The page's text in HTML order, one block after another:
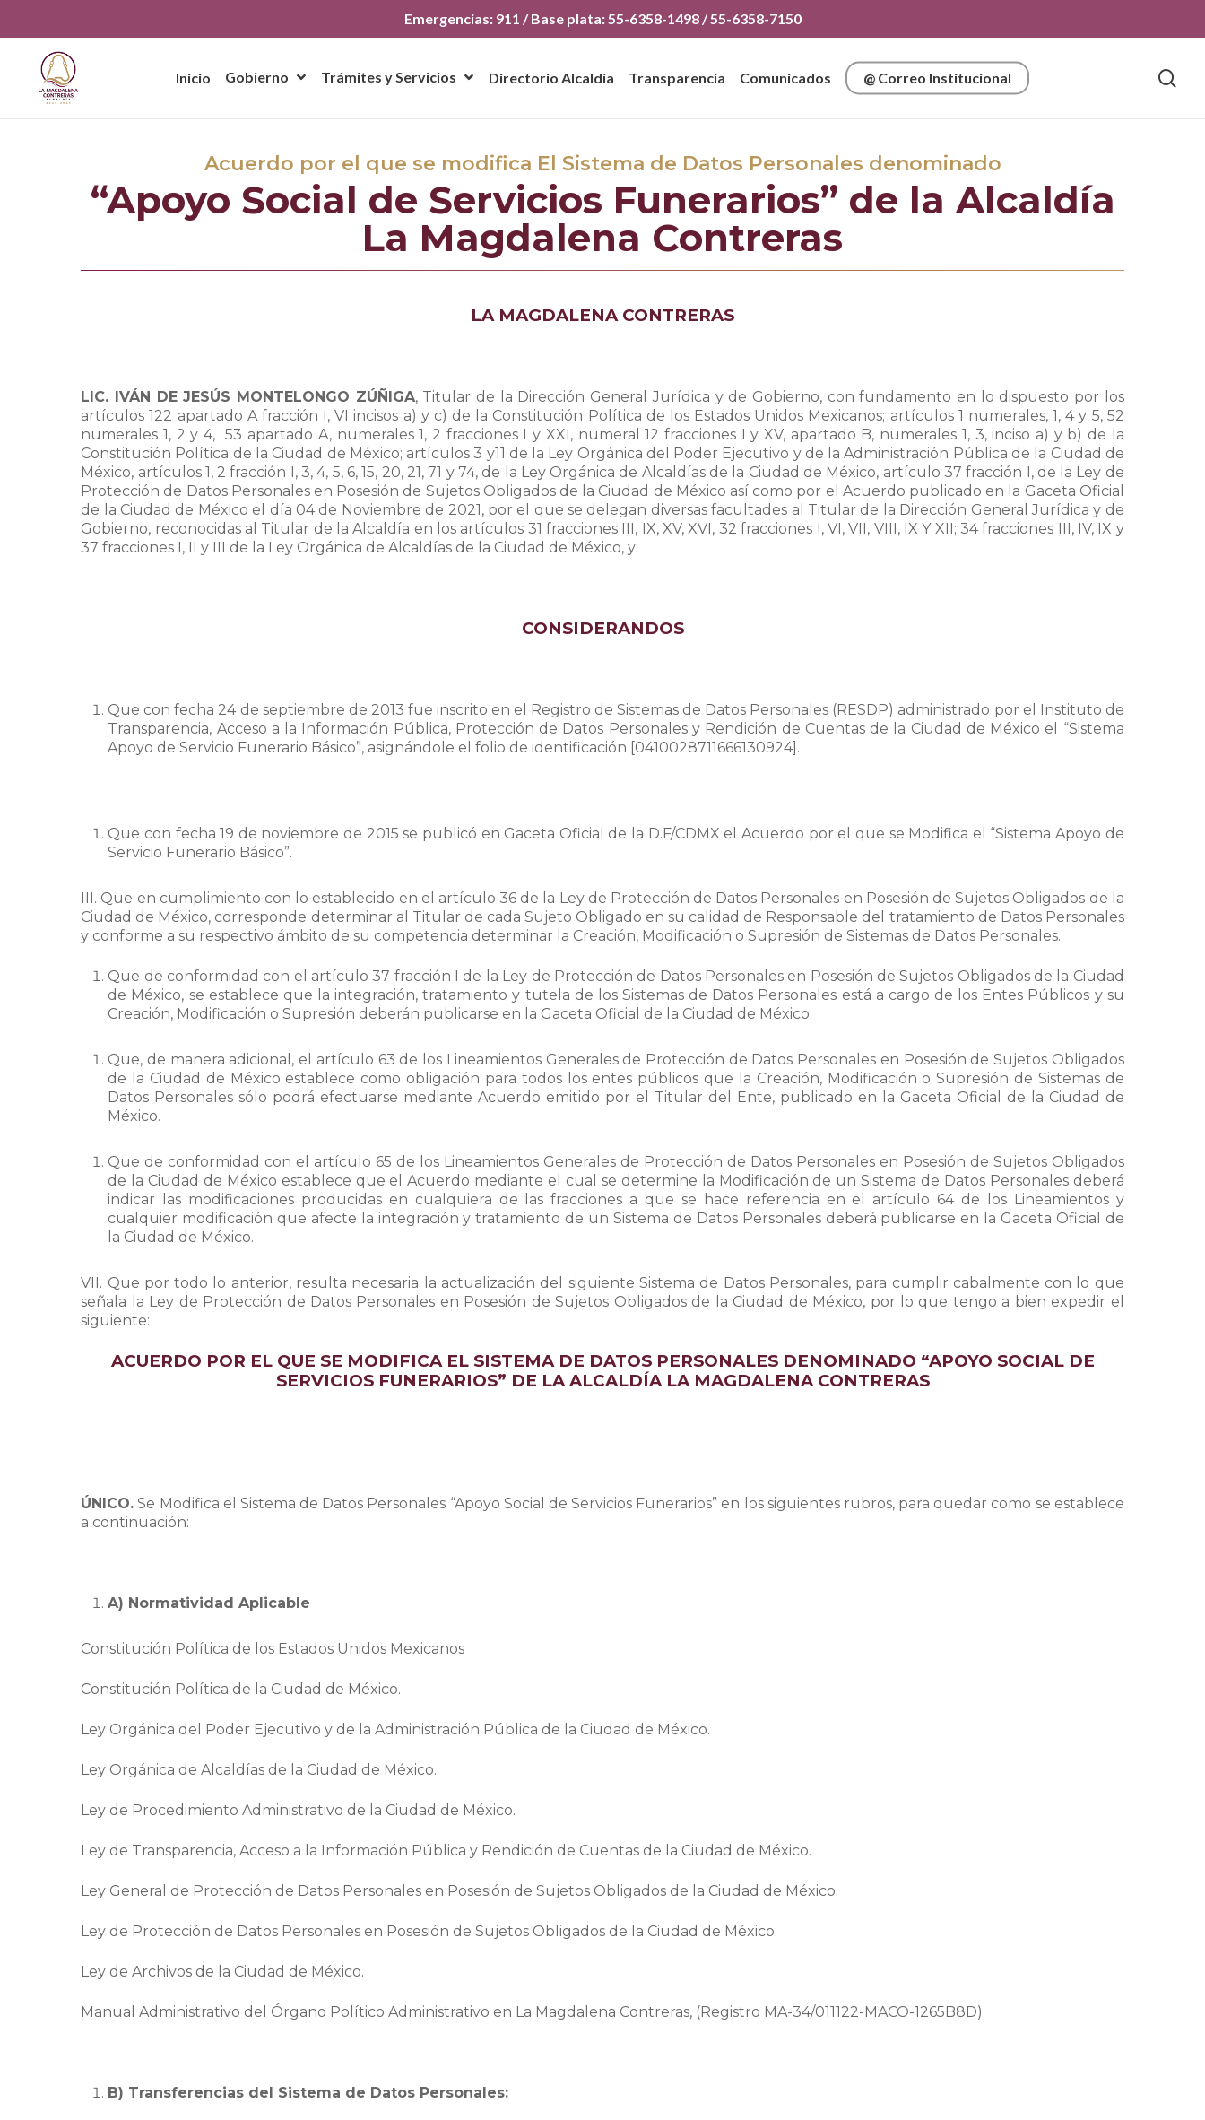
content
Emergencias: 911 / Base plata: 55-6358-1498 / 55-6358-7150
Hit enter to search or ESC to close
Inicio Gobierno Trámites y Servicios Directorio Alcaldía Transparencia Comunicados @ Correo Institucional
Acuerdo por el que se modifica El Sistema de Datos Personales denominado
“Apoyo Social de Servicios Funerarios” de la Alcaldía
La Magdalena Contreras
LA MAGDALENA CONTRERAS
LIC. IVÁN DE JESÚS MONTELONGO ZÚÑIGA, Titular de la Dirección General Jurídica y de Gobierno, con fundamento en lo dispuesto por los
artículos 122 apartado A fracción I, VI incisos a) y c) de la Constitución Política de los Estados Unidos Mexicanos; artículos 1 numerales, 1, 4 y 5, 52
numerales 1, 2 y 4, 53 apartado A, numerales 1, 2 fracciones I y XXI, numeral 12 fracciones I y XV, apartado B, numerales 1, 3, inciso a) y b) de la
Constitución Política de la Ciudad de México; artículos 3 y11 de la Ley Orgánica del Poder Ejecutivo y de la Administración Pública de la Ciudad de
México, artículos 1, 2 fracción I, 3, 4, 5, 6, 15, 20, 21, 71 y 74, de la Ley Orgánica de Alcaldías de la Ciudad de México, artículo 37 fracción I, de la Ley de
Protección de Datos Personales en Posesión de Sujetos Obligados de la Ciudad de México así como por el Acuerdo publicado en la Gaceta Oficial
de la Ciudad de México el día 04 de Noviembre de 2021, por el que se delegan diversas facultades al Titular de la Dirección General Jurídica y de
Gobierno, reconocidas al Titular de la Alcaldía en los artículos 31 fracciones III, IX, XV, XVI, 32 fracciones I, VI, VII, VIII, IX Y XII; 34 fracciones III, IV, IX y
37 fracciones I, II y III de la Ley Orgánica de Alcaldías de la Ciudad de México, y:
CONSIDERANDOS
Que con fecha 24 de septiembre de 2013 fue inscrito en el Registro de Sistemas de Datos Personales (RESDP) administrado por el Instituto de
Transparencia, Acceso a la Información Pública, Protección de Datos Personales y Rendición de Cuentas de la Ciudad de México el “Sistema
Apoyo de Servicio Funerario Básico”, asignándole el folio de identificación [0410028711666130924].
Que con fecha 19 de noviembre de 2015 se publicó en Gaceta Oficial de la D.F/CDMX el Acuerdo por el que se Modifica el “Sistema Apoyo de
Servicio Funerario Básico”.
III. Que en cumplimiento con lo establecido en el artículo 36 de la Ley de Protección de Datos Personales en Posesión de Sujetos Obligados de la
Ciudad de México, corresponde determinar al Titular de cada Sujeto Obligado en su calidad de Responsable del tratamiento de Datos Personales
y conforme a su respectivo ámbito de su competencia determinar la Creación, Modificación o Supresión de Sistemas de Datos Personales.
Que de conformidad con el artículo 37 fracción I de la Ley de Protección de Datos Personales en Posesión de Sujetos Obligados de la Ciudad
de México, se establece que la integración, tratamiento y tutela de los Sistemas de Datos Personales está a cargo de los Entes Públicos y su
Creación, Modificación o Supresión deberán publicarse en la Gaceta Oficial de la Ciudad de México.
Que, de manera adicional, el artículo 63 de los Lineamientos Generales de Protección de Datos Personales en Posesión de Sujetos Obligados
de la Ciudad de México establece como obligación para todos los entes públicos que la Creación, Modificación o Supresión de Sistemas de
Datos Personales sólo podrá efectuarse mediante Acuerdo emitido por el Titular del Ente, publicado en la Gaceta Oficial de la Ciudad de
México.
Que de conformidad con el artículo 65 de los Lineamientos Generales de Protección de Datos Personales en Posesión de Sujetos Obligados
de la Ciudad de México establece que el Acuerdo mediante el cual se determine la Modificación de un Sistema de Datos Personales deberá
indicar las modificaciones producidas en cualquiera de las fracciones a que se hace referencia en el artículo 64 de los Lineamientos y
cualquier modificación que afecte la integración y tratamiento de un Sistema de Datos Personales deberá publicarse en la Gaceta Oficial de
la Ciudad de México.
VII. Que por todo lo anterior, resulta necesaria la actualización del siguiente Sistema de Datos Personales, para cumplir cabalmente con lo que
señala la Ley de Protección de Datos Personales en Posesión de Sujetos Obligados de la Ciudad de México, por lo que tengo a bien expedir el
siguiente:
ACUERDO POR EL QUE SE MODIFICA EL SISTEMA DE DATOS PERSONALES DENOMINADO “APOYO SOCIAL DE
SERVICIOS FUNERARIOS” DE LA ALCALDÍA LA MAGDALENA CONTRERAS
ÚNICO. Se Modifica el Sistema de Datos Personales “Apoyo Social de Servicios Funerarios” en los siguientes rubros, para quedar como se establece
a continuación:
A) Normatividad Aplicable
Constitución Política de los Estados Unidos Mexicanos
Constitución Política de la Ciudad de México.
Ley Orgánica del Poder Ejecutivo y de la Administración Pública de la Ciudad de México.
Ley Orgánica de Alcaldías de la Ciudad de México.
Ley de Procedimiento Administrativo de la Ciudad de México.
Ley de Transparencia, Acceso a la Información Pública y Rendición de Cuentas de la Ciudad de México.
Ley General de Protección de Datos Personales en Posesión de Sujetos Obligados de la Ciudad de México.
Ley de Protección de Datos Personales en Posesión de Sujetos Obligados de la Ciudad de México.
Ley de Archivos de la Ciudad de México.
Manual Administrativo del Órgano Político Administrativo en La Magdalena Contreras, (Registro MA-34/011122-MACO-1265B8D)
B) Transferencias del Sistema de Datos Personales: